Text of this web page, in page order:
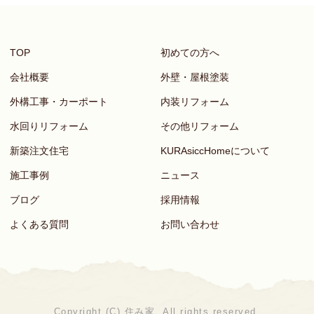
TOP 初めての方へ
会社概要 外壁・屋根塗装
外構工事・カーポート 内装リフォーム
水回りリフォーム その他リフォーム
新築注文住宅 KURAsiccHomeについて
施工事例 ニュース
ブログ 採用情報
よくある質問 お問い合わせ
Copyright (C) 住み家. All rights reserved.